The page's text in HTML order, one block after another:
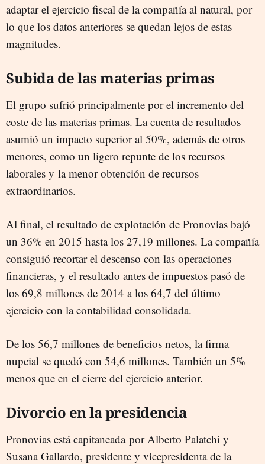
adaptar el ejercicio fiscal de la compañía al natural, por
lo que los datos anteriores se quedan lejos de estas
magnitudes.
Subida de las materias primas
El grupo sufrió principalmente por el incremento del
coste de las materias primas. La cuenta de resultados
asumió un impacto superior al 50%, además de otros
menores, como un ligero repunte de los recursos
laborales y la menor obtención de recursos
extraordinarios.
Al final, el resultado de explotación de Pronovias bajó
un 36% en 2015 hasta los 27,19 millones. La compañía
consiguió recortar el descenso con las operaciones
financieras, y el resultado antes de impuestos pasó de
los 69,8 millones de 2014 a los 64,7 del último
ejercicio con la contabilidad consolidada.
De los 56,7 millones de beneficios netos, la firma
nupcial se quedó con 54,6 millones. También un 5%
menos que en el cierre del ejercicio anterior.
Divorcio en la presidencia
Pronovias está capitaneada por Alberto Palatchi y
Susana Gallardo, presidente y vicepresidenta de la